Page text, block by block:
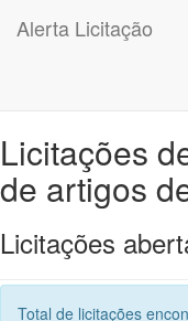
Alerta Licitação
Licitações
de artigos
Licitações
Total de licitações